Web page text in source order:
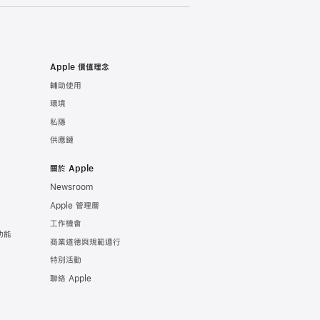
能
Apple 價值理念
輔助使用
環境
私隱
供應鏈
關於 Apple
Newsroom
Apple 管理層
工作機會
商業道德與規範遵行
特別活動
聯絡 Apple